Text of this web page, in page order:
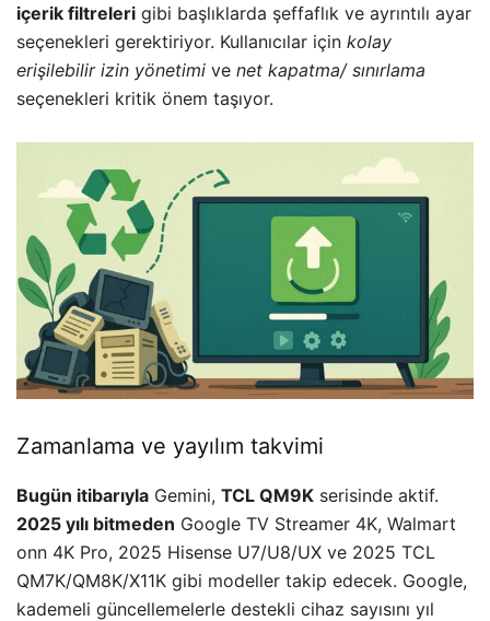
içerik filtreleri gibi başlıklarda şeffaflık ve ayrıntılı ayar
seçenekleri gerektiriyor. Kullanıcılar için kolay
erişilebilir izin yönetimi ve net kapatma/ sınırlama
seçenekleri kritik önem taşıyor.
Zamanlama ve yayılım takvimi
Bugün itibarıyla Gemini, TCL QM9K serisinde aktif.
2025 yılı bitmeden Google TV Streamer 4K, Walmart
onn 4K Pro, 2025 Hisense U7/U8/UX ve 2025 TCL
QM7K/QM8K/X11K gibi modeller takip edecek. Google,
kademeli güncellemelerle destekli cihaz sayısını yıl